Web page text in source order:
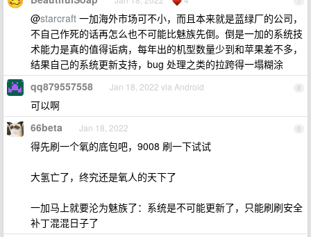
@starcraft 一加海外市场可不小，而且本来就是蓝绿厂的公司，
不自己作死的话再怎么也不可能比魅族先倒。倒是一加的系统技
术能力是真的值得诟病，每年出的机型数量少到和苹果差不多，
结果自己的系统更新支持，bug 处理之类的拉跨得一塌糊涂
8
qq879557558 Jan 18, 2022 via Android
可以啊
9
66beta Jan 18, 2022
得先刷一个氧的底包吧，9008 刷一下试试
大氢亡了，终究还是氧人的天下了
一加马上就要沦为魅族了：系统是不可能更新了，只能刷刷安全
补丁混混日子了